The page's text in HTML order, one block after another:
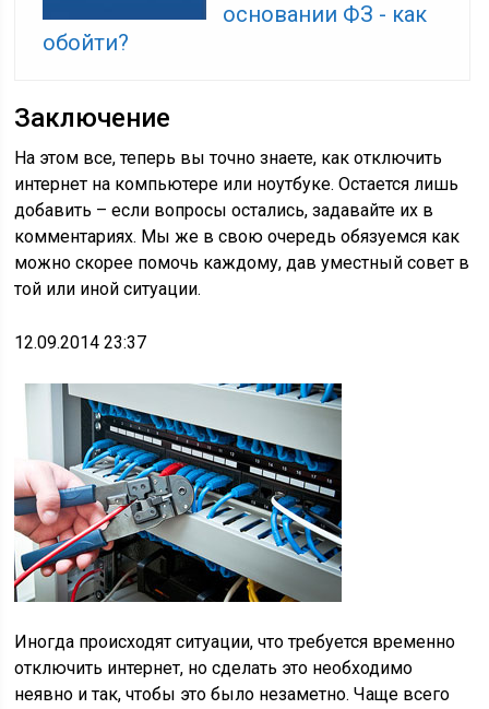
основании ФЗ - как
обойти?
Заключение
На этом все, теперь вы точно знаете, как отключить
интернет на компьютере или ноутбуке. Остается лишь
добавить – если вопросы остались, задавайте их в
комментариях. Мы же в свою очередь обязуемся как
можно скорее помочь каждому, дав уместный совет в
той или иной ситуации.
12.09.2014 23:37
Иногда происходят ситуации, что требуется временно
отключить интернет, но сделать это необходимо
неявно и так, чтобы это было незаметно. Чаще всего